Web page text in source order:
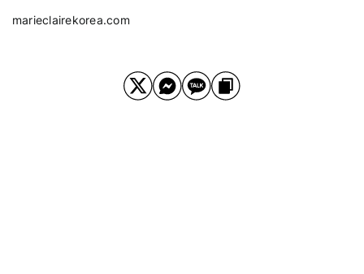
marieclairekorea.com